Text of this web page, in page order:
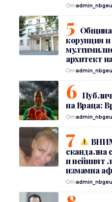
Отadmin_nbgeu
Община
корупция
архитект
Отadmin_nbgeu
на Враца:
Отadmin_nbgeu
скандална
и нейният
измамна
Отadmin_nbgeu